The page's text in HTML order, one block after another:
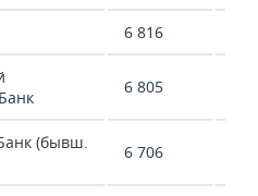
6 816
6 805
(бывш.
6 706